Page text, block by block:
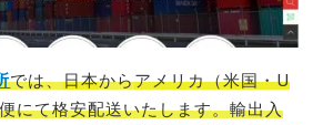
では、日本からアメリカ（米国・U
にて格安配送いたします。輸出入